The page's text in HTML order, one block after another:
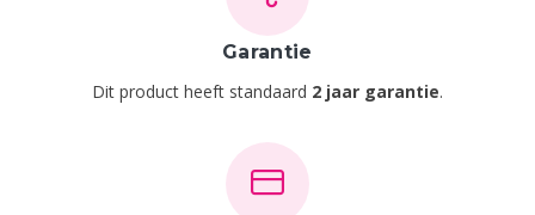
Garantie
Dit product heeft standaard 2 jaar garantie.